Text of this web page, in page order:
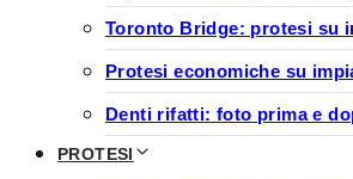
Toronto Bridge: protesi su
Protesi economiche su
Denti rifatti: foto prima e
PROTESI